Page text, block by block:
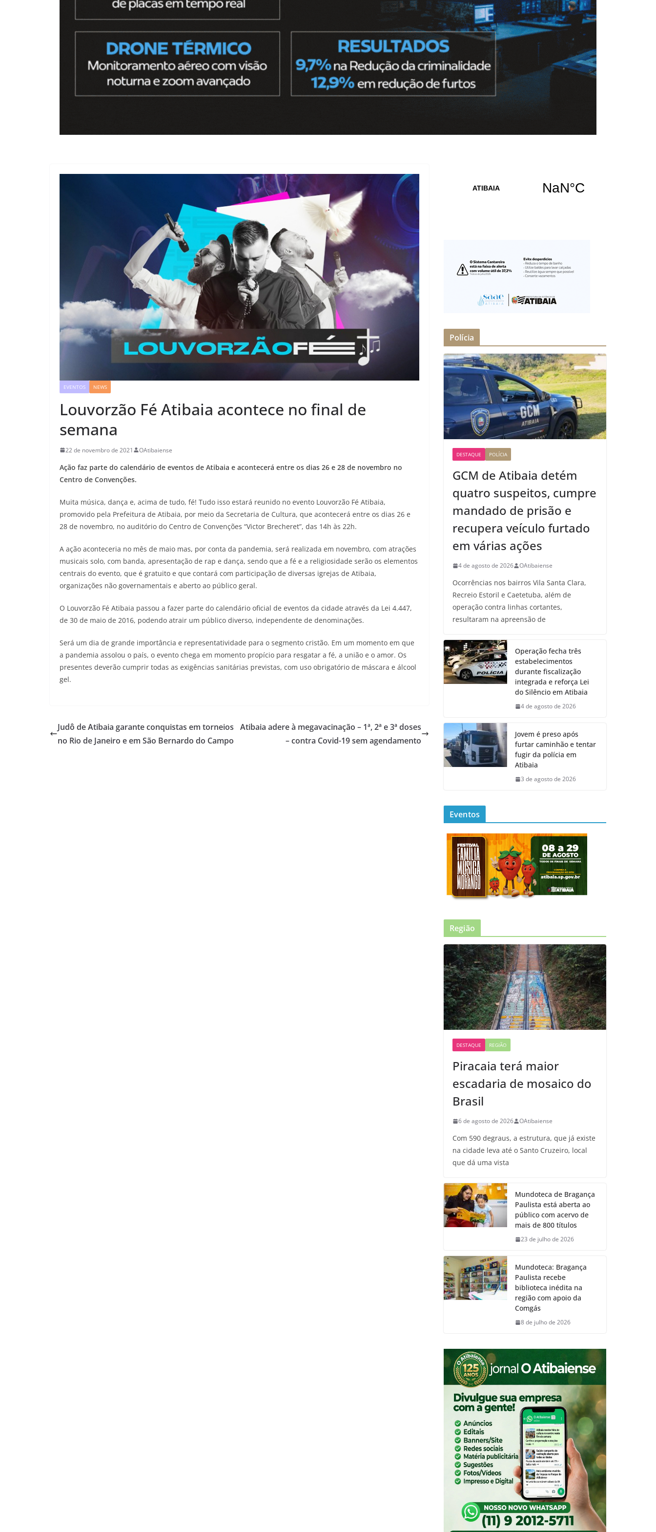
EVENTOS NEWS
Louvorzão Fé Atibaia acontece no final de
semana
22 de novembro de 2021 OAtibaiense
Ação faz parte do calendário de eventos de Atibaia e acontecerá entre os dias 26 e 28 de novembro no
Centro de Convenções.
Muita música, dança e, acima de tudo, fé! Tudo isso estará reunido no evento Louvorzão Fé Atibaia,
promovido pela Prefeitura de Atibaia, por meio da Secretaria de Cultura, que acontecerá entre os dias 26 e
28 de novembro, no auditório do Centro de Convenções “Victor Brecheret”, das 14h às 22h.
A ação aconteceria no mês de maio mas, por conta da pandemia, será realizada em novembro, com atrações
musicais solo, com banda, apresentação de rap e dança, sendo que a fé e a religiosidade serão os elementos
centrais do evento, que é gratuito e que contará com participação de diversas igrejas de Atibaia,
organizações não governamentais e aberto ao público geral.
O Louvorzão Fé Atibaia passou a fazer parte do calendário oficial de eventos da cidade através da Lei 4.447,
de 30 de maio de 2016, podendo atrair um público diverso, independente de denominações.
Será um dia de grande importância e representatividade para o segmento cristão. Em um momento em que
a pandemia assolou o país, o evento chega em momento propício para resgatar a fé, a união e o amor. Os
presentes deverão cumprir todas as exigências sanitárias previstas, com uso obrigatório de máscara e álcool
gel.
Judô de Atibaia garante conquistas em torneios
no Rio de Janeiro e em São Bernardo do Campo
Atibaia adere à megavacinação – 1ª, 2ª e 3ª doses
– contra Covid-19 sem agendamento
Polícia
DESTAQUE POLÍCIA
GCM de Atibaia detém
quatro suspeitos, cumpre
mandado de prisão e
recupera veículo furtado
em várias ações
4 de agosto de 2026 OAtibaiense
Ocorrências nos bairros Vila Santa Clara,
Recreio Estoril e Caetetuba, além de
operação contra linhas cortantes,
resultaram na apreensão de
Operação fecha três
estabelecimentos
durante fiscalização
integrada e reforça Lei
do Silêncio em Atibaia
4 de agosto de 2026
Jovem é preso após
furtar caminhão e tentar
fugir da polícia em
Atibaia
3 de agosto de 2026
Eventos
Região
DESTAQUE REGIÃO
Piracaia terá maior
escadaria de mosaico do
Brasil
6 de agosto de 2026 OAtibaiense
Com 590 degraus, a estrutura, que já existe
na cidade leva até o Santo Cruzeiro, local
que dá uma vista
Mundoteca de Bragança
Paulista está aberta ao
público com acervo de
mais de 800 títulos
23 de julho de 2026
Mundoteca: Bragança
Paulista recebe
biblioteca inédita na
região com apoio da
Comgás
8 de julho de 2026